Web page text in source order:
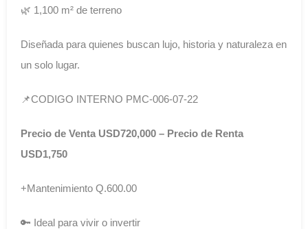
🌿 1,100 m² de terreno
Diseñada para quienes buscan lujo, historia y naturaleza en
un solo lugar.
📌CODIGO INTERNO PMC-006-07-22
Precio de Venta USD720,000 – Precio de Renta
USD1,750
+Mantenimiento Q.600.00
🔑 Ideal para vivir o invertir